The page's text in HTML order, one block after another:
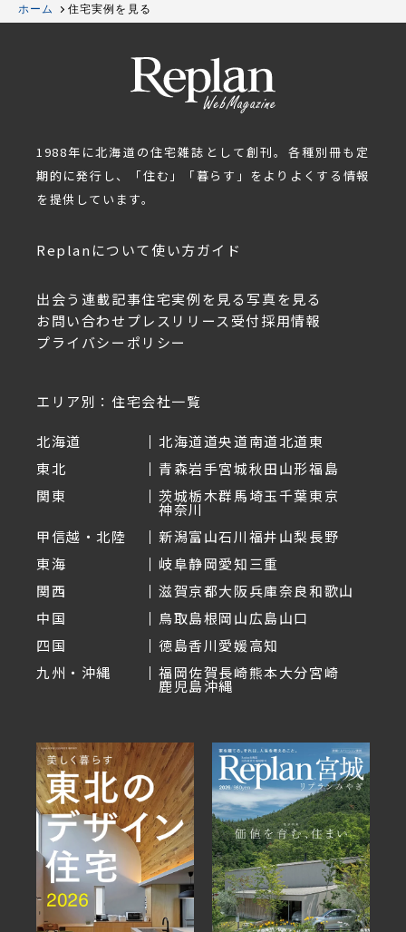
ホーム 住宅実例を見る
1988年に北海道の住宅雑誌として創刊。各種別冊も定
期的に発行し、「住む」「暮らす」をよりよくする情報
を提供しています。
Replanについて使い方ガイド
出会う 連載記事住宅実例を見る写真を見る
お問い合わせ プレスリリース受付採用情報
プライバシーポリシー
エリア別：住宅会社一覧
北海道 北海道道央道南道北道東
東北
青森岩手宮城秋田山形福島
関東
茨城栃木群馬埼玉千葉東京
神奈川
甲信越・北陸
新潟富山石川福井山梨長野
東海
岐阜静岡愛知三重
関西
滋賀京都大阪兵庫奈良和歌山
中国
鳥取島根岡山広島山口
四国
徳島香川愛媛高知
九州・沖縄
福岡佐賀長崎熊本大分宮崎
鹿児島沖縄